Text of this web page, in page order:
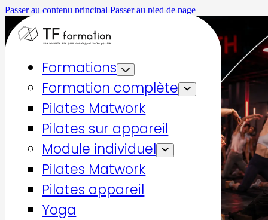
Passer au contenu principal Passer au pied de page
Formations
Formation complète
Pilates Matwork
Pilates sur appareil
Module individuel
Pilates Matwork
Pilates appareil
Yoga